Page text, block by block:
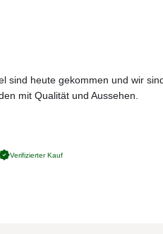
Qualität
BESTELLEN
sind heute gekommen und wir
mit Qualität und Aussehen.
Verifizierter Kauf